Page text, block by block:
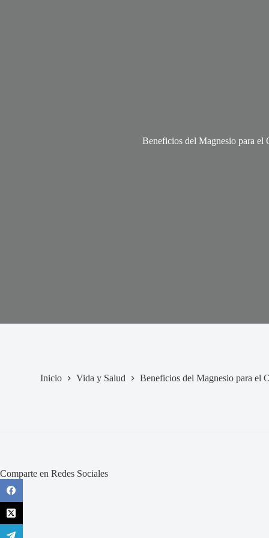
Beneficios del Magnesio para el
Inicio Vida y Salud Beneficios del Magnesio para el
Comparte en Redes Sociales